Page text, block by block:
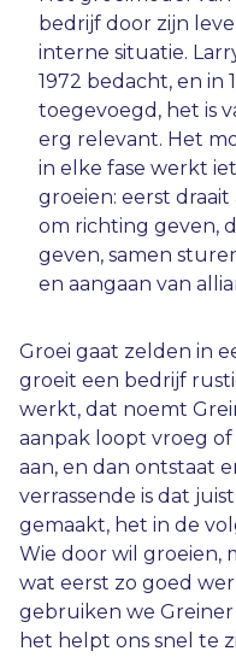
bedrijf door zijn
interne situatie.
1972 bedacht, en in
toegevoegd, het is
erg relevant. Het
in elke fase werkt
groeien: eerst
om richting geven,
geven, samen
en aangaan van
Groei gaat zelden in
groeit een bedrijf
werkt, dat noemt
aanpak loopt vroeg
aan, en dan ontstaat
verrassende is dat
gemaakt, het in de
Wie door wil groeien,
wat eerst zo goed
gebruiken we Greiner
het helpt ons snel te